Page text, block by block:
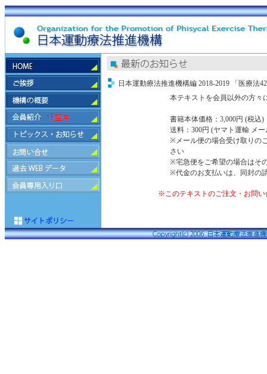
日本運動療法推進機構編 2018-2019 「医療法
本テキストを会員以外の方々
書籍本体価格：3,000円 (税込)
送料：300円 (ヤマ
※メール便の場合受け取りの
さい
※宅急便をご希望の場合はそ
※代金のお支払いは、同封の
※このテキストのご注文・お問い